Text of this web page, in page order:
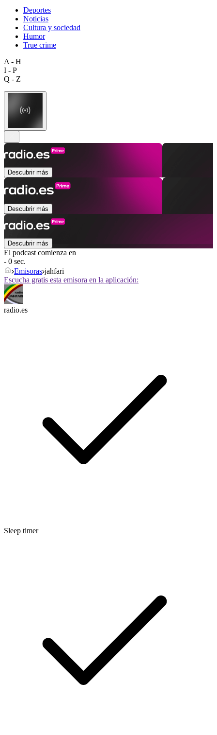
Deportes
Noticias
Cultura y sociedad
Humor
True crime
A - H
I - P
Q - Z
Descubrir más
Descubrir más
Descubrir más
El podcast comienza en
- 0 sec.
Emisoras jahfari
Escucha gratis esta emisora en la aplicación:
radio.es
Sleep timer